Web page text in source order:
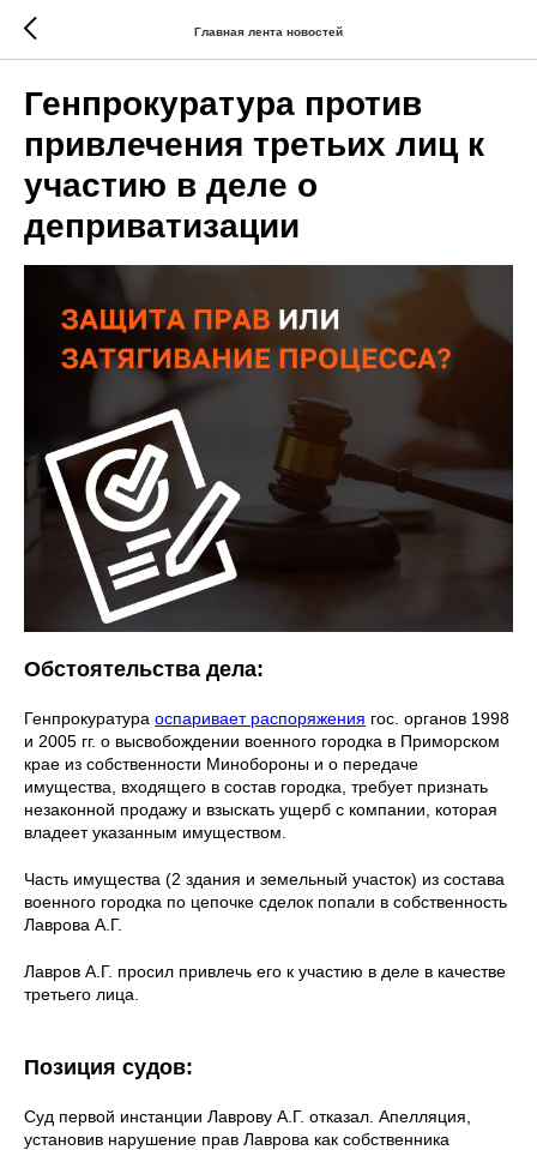
Главная лента новостей
Генпрокуратура против
привлечения третьих лиц к
участию в деле о
деприватизации
Обстоятельства дела:
Генпрокуратура оспаривает распоряжения гос. органов 1998
и 2005 гг. о высвобождении военного городка в Приморском
крае из собственности Минобороны и о передаче
имущества, входящего в состав городка, требует признать
незаконной продажу и взыскать ущерб с компании, которая
владеет указанным имуществом.
Часть имущества (2 здания и земельный участок) из состава
военного городка по цепочке сделок попали в собственность
Лаврова А.Г.
Лавров А.Г. просил привлечь его к участию в деле в качестве
третьего лица.
Позиция судов:
Суд первой инстанции Лаврову А.Г. отказал. Апелляция,
установив нарушение прав Лаврова как собственника